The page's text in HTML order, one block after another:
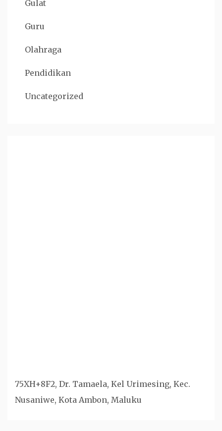
Gulat
Guru
Olahraga
Pendidikan
Uncategorized
75XH+8F2, Dr. Tamaela, Kel Urimesing, Kec.
Nusaniwe, Kota Ambon, Maluku